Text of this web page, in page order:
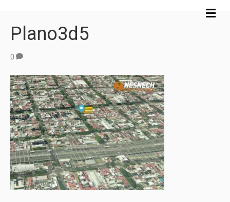
M
e
Plano3d5
0